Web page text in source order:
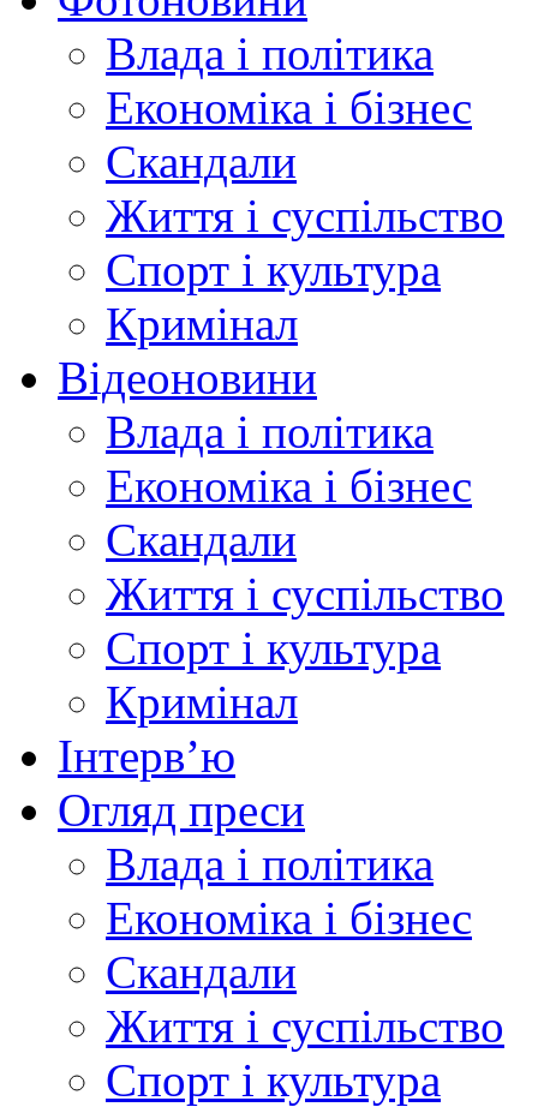
Влада і політика
Економіка і бізнес
Скандали
Життя і суспільство
Спорт і культура
Кримінал
Відеоновини
Влада і політика
Економіка і бізнес
Скандали
Життя і суспільство
Спорт і культура
Кримінал
Інтерв’ю
Огляд преси
Влада і політика
Економіка і бізнес
Скандали
Життя і суспільство
Спорт і культура